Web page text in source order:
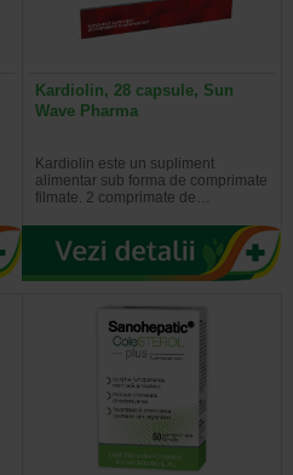
Kardiolin, 28 capsule, Sun
Wave Pharma
Kardiolin este un supliment
alimentar sub forma de comprimate
filmate. 2 comprimate de…